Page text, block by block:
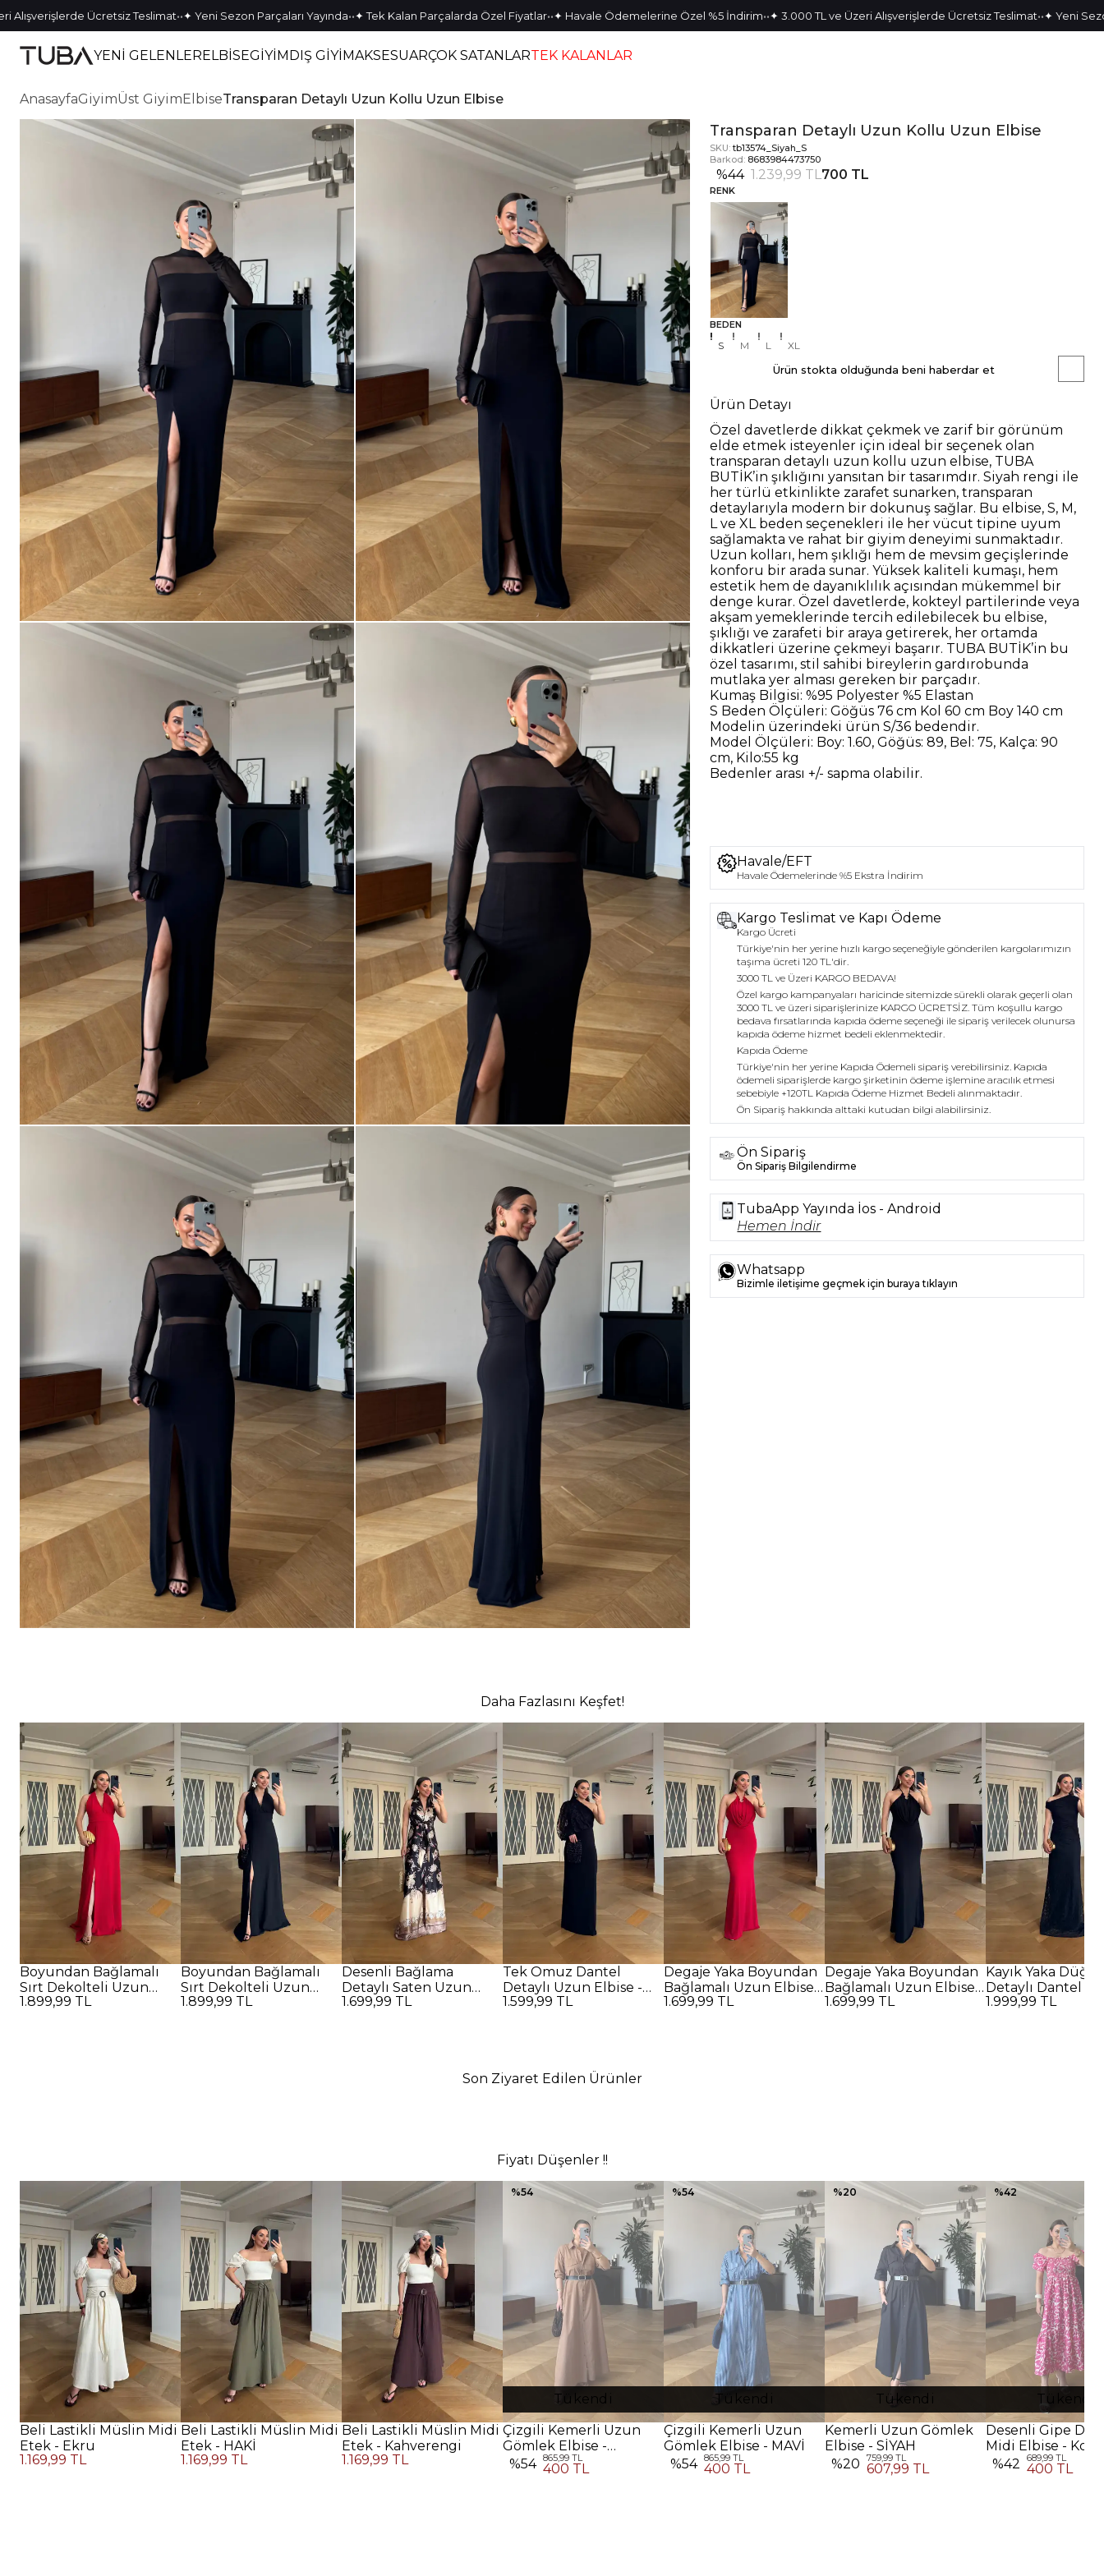
Ücretsiz Teslimat••✦ Yeni Sezon Parçaları Yayında••✦ Tek Kalan Parçalarda Özel Fiyatlar••✦ Havale Ödemelerine Özel %5 İndirim••✦ 3.000 TL ve Üzeri Alışverişlerde Ücretsiz Teslimat••✦ Yeni Sezon
YENİ GELENLERELBİSEGİYİMDIŞ GİYİMAKSESUARÇOK SATANLARTEK KALANLAR
AnasayfaGiyimÜst GiyimElbiseTransparan Detaylı Uzun Kollu Uzun Elbise
Transparan Detaylı Uzun Kollu Uzun Elbise
SKU: tb13574_Siyah_S
Barkod: 8683984473750
%44 1.239,99 TL700 TL
RENK
BEDEN
S M L XL
Ürün stokta olduğunda beni haberdar et
Ürün Detayı
Özel davetlerde dikkat çekmek ve zarif bir görünüm
elde etmek isteyenler için ideal bir seçenek olan
transparan detaylı uzun kollu uzun elbise, TUBA
BUTİK’in şıklığını yansıtan bir tasarımdır. Siyah rengi ile
her türlü etkinlikte zarafet sunarken, transparan
detaylarıyla modern bir dokunuş sağlar. Bu elbise, S, M,
L ve XL beden seçenekleri ile her vücut tipine uyum
sağlamakta ve rahat bir giyim deneyimi sunmaktadır.
Uzun kolları, hem şıklığı hem de mevsim geçişlerinde
konforu bir arada sunar. Yüksek kaliteli kumaşı, hem
estetik hem de dayanıklılık açısından mükemmel bir
denge kurar.Özel davetlerde, kokteyl partilerinde veya
akşam yemeklerinde tercih edilebilecek bu elbise,
şıklığı ve zarafeti bir araya getirerek, her ortamda
dikkatleri üzerine çekmeyi başarır. TUBA BUTİK’in bu
özel tasarımı, stil sahibi bireylerin gardırobunda
mutlaka yer alması gereken bir parçadır.
Kumaş Bilgisi:%95 Polyester %5 Elastan
S Beden Ölçüleri:Göğüs 76 cm Kol 60 cm Boy 140 cm
Modelin üzerindeki ürünS/36 bedendir.
Model Ölçüleri: Boy: 1.60, Göğüs: 89, Bel: 75, Kalça: 90
cm, Kilo:55 kg
Bedenler arası +/- sapma olabilir.
Havale/EFT
Havale Ödemelerinde %5 Ekstra İndirim
Kargo Teslimat ve Kapı Ödeme
Kargo Ücreti
Türkiye'nin her yerine hızlı kargo seçeneğiyle gönderilen kargolarımızın
taşıma ücreti 120 TL'dir.
3000 TL ve Üzeri KARGO BEDAVA!
Özel kargo kampanyaları haricinde sitemizde sürekli olarak geçerli olan
3000 TL ve üzeri siparişlerinize KARGO ÜCRETSİZ. Tüm koşullu kargo
bedava fırsatlarında kapıda ödeme seçeneği ile sipariş verilecek olunursa
kapıda ödeme hizmet bedeli eklenmektedir.
Kapıda Ödeme
Türkiye'nin her yerine Kapıda Ödemeli sipariş verebilirsiniz. Kapıda
ödemeli siparişlerde kargo şirketinin ödeme işlemine aracılık etmesi
sebebiyle +120TL Kapıda Ödeme Hizmet Bedeli alınmaktadır.
Ön Sipariş hakkında alttaki kutudan bilgi alabilirsiniz.
Ön Sipariş
Ön Sipariş Bilgilendirme
TubaApp Yayında İos - Android
Hemen İndir
Whatsapp
Bizimle iletişime geçmek için buraya tıklayın
Daha Fazlasını Keşfet!
Boyundan Bağlamalı
Sırt Dekolteli Uzun
Elbise - Kırmızı
1.899,99 TL
Boyundan Bağlamalı
Sırt Dekolteli Uzun
Elbise - SİYAH
1.899,99 TL
Desenli Bağlama
Detaylı Saten Uzun
Elbise - SİYAH
1.699,99 TL
Tek Omuz Dantel
Detaylı Uzun Elbise -
SİYAH
1.599,99 TL
Degaje Yaka Boyundan
Bağlamalı Uzun Elbise -
Kırmızı
1.699,99 TL
Degaje Yaka Boyundan
Bağlamalı Uzun Elbise -
SİYAH
1.699,99 TL
Kayık Yaka
Detaylı Dantel
Elbise - SİYAH
1.999,99 TL
Son Ziyaret Edilen Ürünler
Fiyatı Düşenler !!
Beli Lastikli Müslin Midi
Etek - Ekru
1.169,99 TL
Beli Lastikli Müslin Midi
Etek - HAKİ
1.169,99 TL
Beli Lastikli Müslin Midi
Etek - Kahverengi
1.169,99 TL
Tükendi
%54
Çizgili Kemerli Uzun
Gömlek Elbise -
Kahverengi
%54 865,99 TL
400 TL
Tükendi
%54
Çizgili Kemerli Uzun
Gömlek Elbise - MAVİ
%54 865,99 TL
400 TL
Tükendi
%20
Kemerli Uzun Gömlek
Elbise - SİYAH
%20 759,99 TL
607,99 TL
Tükendi
%42
Desenli Gipe
Midi Elbise - Koyu
Pembe
%42 689,99 TL
400 TL